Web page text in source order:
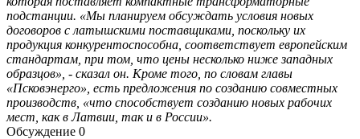
подстанции. «Мы планируем обсуждать условия новых
договоров с латышскими поставщиками, поскольку их
продукция конкурентоспособна, соответствует европейским
стандартам, при том, что цены несколько ниже западных
образцов», - сказал он. Кроме того, по словам главы
«Псковэнерго», есть предложения по созданию совместных
производств, «что способствует созданию новых рабочих
мест, как в Латвии, так и в России».
Обсуждение 0